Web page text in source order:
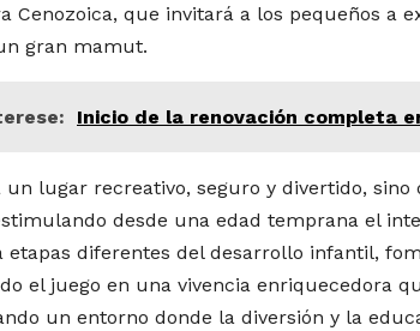
Cenozoica, que invitará a los pequeños a
gran mamut.
Inicio de la renovación completa
un lugar recreativo, seguro y divertido,
desde una edad temprana el
etapas diferentes del desarrollo infantil,
el juego en una vivencia enriquecedora
un entorno donde la diversión y la